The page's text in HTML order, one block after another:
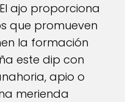
ajo proporciona
que promueven
la formación
este dip con
apio o
merienda